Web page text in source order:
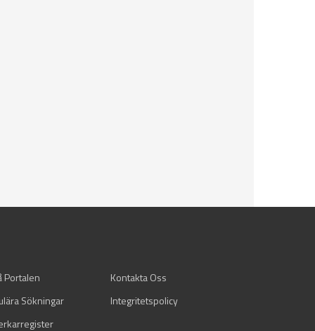
Portalen
Kontakta Oss
Sökningar
Integritetspolicy